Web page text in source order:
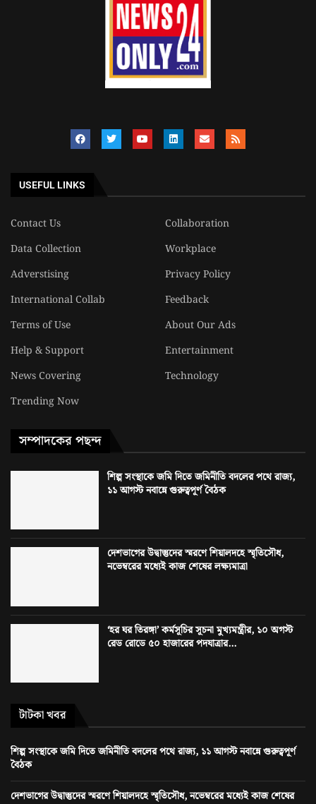
USEFUL LINKS
Contact Us
Collaboration
Data Collection
Workplace
Adverstising
Privacy Policy
International Collab
Feedback
Terms of Use
About Our Ads
Help & Support
Entertainment
News Covering
Technology
Trending Now
সম্পাদকের পছন্দ
শিল্প সংস্থাকে জমি দিতে জমিনীতি বদলের পথে রাজ্য,
১১ আগস্ট নবান্নে গুরুত্বপূর্ণ বৈঠক
দেশভাগের উদ্বাস্তুদের স্মরণে শিয়ালদহে স্মৃতিসৌধ,
নভেম্বরের মধ্যেই কাজ শেষের লক্ষ্যমাত্রা
‘হর ঘর তিরঙ্গা’ কর্মসূচির সূচনা মুখ্যমন্ত্রীর, ১০ অগস্ট
রেড রোডে ৫০ হাজারের পদযাত্রার...
টাটকা খবর
শিল্প সংস্থাকে জমি দিতে জমিনীতি বদলের পথে রাজ্য, ১১ আগস্ট নবান্নে গুরুত্বপূর্ণ
বৈঠক
দেশভাগের উদ্বাস্তুদের স্মরণে শিয়ালদহে স্মৃতিসৌধ, নভেম্বরের মধ্যেই কাজ শেষের